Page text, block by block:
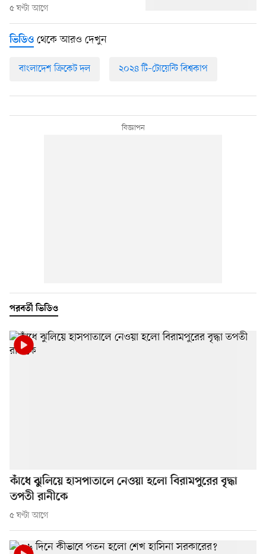
৫ ঘণ্টা আগে
ভিডিও থেকে আরও দেখুন
বাংলাদেশ ক্রিকেট দল ২০২৪ টি–টোয়েন্টি বিশ্বকাপ
পরবর্তী ভিডিও
কাঁধে ঝুলিয়ে হাসপাতালে নেওয়া হলো বিরামপুরের বৃদ্ধা
তপতী রানীকে
৫ ঘণ্টা আগে